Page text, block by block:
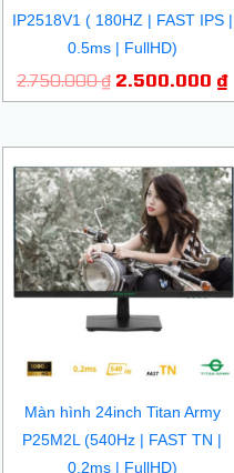
IP2518V1 ( 180HZ | FAST IPS |
0.5ms | FullHD)
2.750.000₫ 2.500.000 ₫
₫.
Màn hình 24inch Titan Army
P25M2L (540Hz | FAST TN |
0.2ms | FullHD)
gốc
là:
16.800.000 ₫.